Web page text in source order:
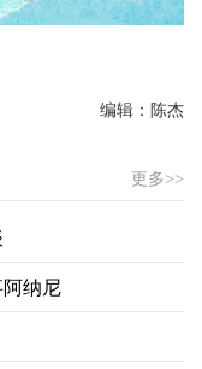
编辑：陈杰
更多>>
纳尼